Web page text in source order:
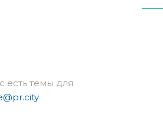
есть темы для